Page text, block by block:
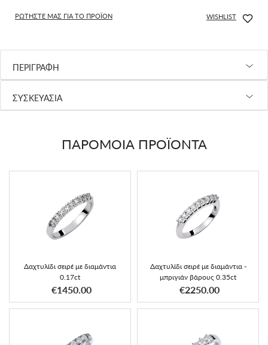
ΡΩΤΗΣΤΕ ΜΑΣ ΓΙΑ ΤΟ ΠΡΟΪΟΝ WISHLIST
ΠΕΡΙΓΡΑΦΗ
ΣΥΣΚΕΥΑΣΙΑ
ΠΑΡΟΜΟΙΑ ΠΡΟΪΟΝΤΑ
Δαχτυλίδι σειρέ με διαμάντια
0.17ct
€1450.00
Δαχτυλίδι σειρέ με διαμάντια -
μπριγιάν βάρους 0.35ct
€2250.00